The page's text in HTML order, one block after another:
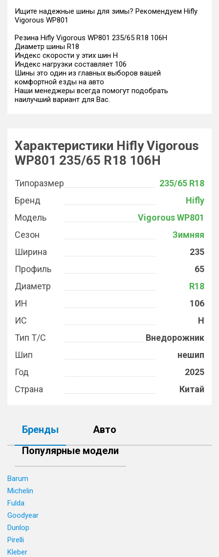
Ищите надежные шины для зимы? Рекомендуем Hifly
Vigorous WP801
Резина Hifly Vigorous WP801 235/65 R18 106H
Диаметр шины R18
Индекс скорости у этих шин H
Индекс нагрузки составляет 106
Шины это один из главных выборов вашей
комфортной езды на авто
Наши менеджеры всегда помогут подобрать
наилучший вариант для Вас.
Характеристики Hifly Vigorous
WP801 235/65 R18 106H
Типоразмер
235/65 R18
Бренд
Hifly
Модель
Vigorous WP801
Сезон
Зимняя
Ширина
235
Профиль
65
Диаметр
R18
ИН
106
ИС
H
Тип Т/С
Внедорожник
Шип
нешип
Год
2025
Страна
Китай
Бренды
Авто
Популярные модели
Barum
Michelin
Fulda
Goodyear
Dunlop
Pirelli
Kleber